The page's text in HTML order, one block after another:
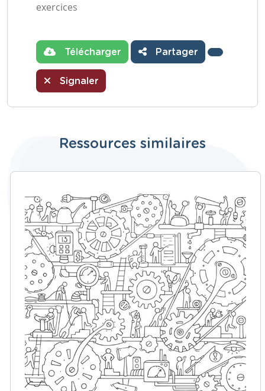
exercices
Télécharger Partager
Signaler
Ressources similaires